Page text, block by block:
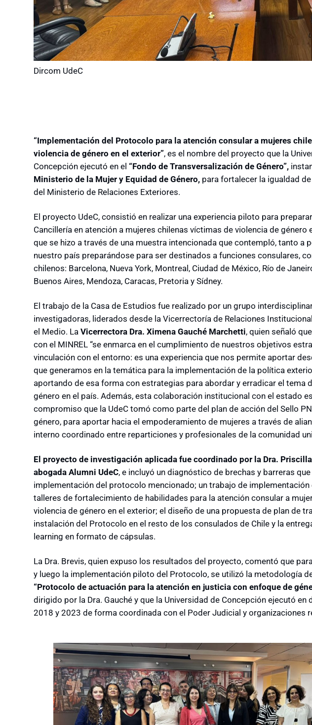
Dircom UdeC
“Implementación del Protocolo para la atención consular a mujeres
violencia de género en el exterior”, es el nombre del proyecto que la
Concepción ejecutó en el “Fondo de Transversalización de Género”,
Ministerio de la Mujer y Equidad de Género, para fortalecer la igualdad
del Ministerio de Relaciones Exteriores.
El proyecto UdeC, consistió en realizar una experiencia piloto para
Cancillería en atención a mujeres chilenas víctimas de violencia de género
que se hizo a través de una muestra intencionada que contempló, tanto a
nuestro país preparándose para ser destinados a funciones consulares,
chilenos: Barcelona, Nueva York, Montreal, Ciudad de México, Río de
Buenos Aires, Mendoza, Caracas, Pretoria y Sídney.
El trabajo de la Casa de Estudios fue realizado por un grupo
investigadoras, liderados desde la Vicerrectoría de Relaciones
el Medio. La Vicerrectora Dra. Ximena Gauché Marchetti, quien señaló
con el MINREL “se enmarca en el cumplimiento de nuestros objetivos
vinculación con el entorno: es una experiencia que nos permite aportar
que generamos en la temática para la implementación de la política
aportando de esa forma con estrategias para abordar y erradicar el tema
género en el país. Además, esta colaboración institucional con el estado
compromiso que la UdeC tomó como parte del plan de acción del Sello
género, para aportar hacia el empoderamiento de mujeres a través de
interno coordinado entre reparticiones y profesionales de la comunidad
El proyecto de investigación aplicada fue coordinado por la Dra.
abogada Alumni UdeC, e incluyó un diagnóstico de brechas y barreras
implementación del protocolo mencionado; un trabajo de implementación
talleres de fortalecimiento de habilidades para la atención consular a
violencia de género en el exterior; el diseño de una propuesta de plan de
instalación del Protocolo en el resto de los consulados de Chile y la
learning en formato de cápsulas.
La Dra. Brevis, quien expuso los resultados del proyecto, comentó que
y luego la implementación piloto del Protocolo, se utilizó la metodología
“Protocolo de actuación para la atención en justicia con enfoque de
dirigido por la Dra. Gauché y que la Universidad de Concepción ejecutó en
2018 y 2023 de forma coordinada con el Poder Judicial y organizaciones